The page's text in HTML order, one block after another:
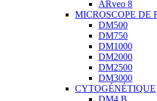
ARveo 8
MICROSCOPE DE
DM500
DM750
DM1000
DM2000
DM2500
DM3000
CYTOGÉNÉTIQUE
DM4 B